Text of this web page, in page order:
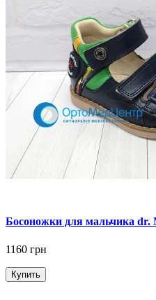
Босоножки для мальчика dr.
1160 грн
Купить